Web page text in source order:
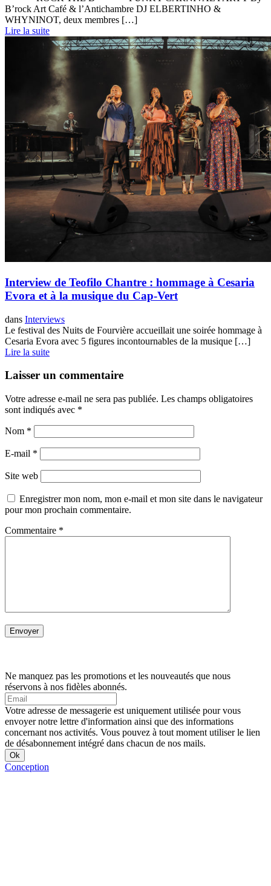
B’rock Art Café & l’Antichambre DJ ELBERTINHO &
WHYNINOT, deux membres […]
Lire la suite
Interview de Teofilo Chantre : hommage à Cesaria
Evora et à la musique du Cap-Vert
dans Interviews
Le festival des Nuits de Fourvière accueillait une soirée hommage à
Cesaria Evora avec 5 figures incontournables de la musique […]
Lire la suite
Laisser un commentaire
Votre adresse e-mail ne sera pas publiée. Les champs obligatoires
sont indiqués avec *
Nom *
E-mail *
Site web
Enregistrer mon nom, mon e-mail et mon site dans le navigateur
pour mon prochain commentaire.
Commentaire *
Ne manquez pas les promotions et les nouveautés que nous
réservons à nos fidèles abonnés.
Votre adresse de messagerie est uniquement utilisée pour vous
envoyer notre lettre d'information ainsi que des informations
concernant nos activités. Vous pouvez à tout moment utiliser le lien
de désabonnement intégré dans chacun de nos mails.
Conception